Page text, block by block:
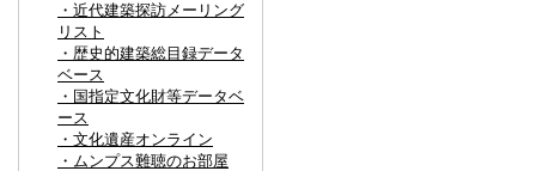
・近代建築探訪メーリング
リスト
・歴史的建築総目録データ
ベース
・国指定文化財等データベ
ース
・文化遺産オンライン
・ムンプス難聴のお部屋